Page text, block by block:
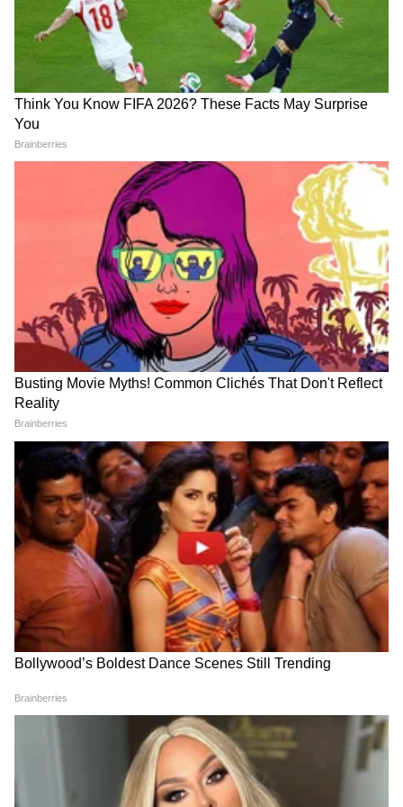
Related Articles
उद्धव ठाकरेंचा आजपासून विदर्भ दौरा, फुटीर खासदार संजय
देशमुखांच्या मतदारसंघात पहिली सभा
6 खासदार गेले, यावर किशोरी पेडणेकर सहज बोलून गेल्या |
ShivSena | UBT | Anniversary
उद्धव ठाकरेंची उद्या हिंगोलीत सभा
यवतमाळमधील कार्यकर्त्यांना संबोधित केल्यानंतर उद्धव
ठाकरे उद्या (28 जून) हिंगोलीत दुसरी सभा घेणार आहेत.
खासदार नागेश पाटील अष्टीकर यांच्या मतदारसंघात सभा
आयोजित करणार आहे. यावेळी मदतरासंघातील
कार्यकर्त्यांना उद्धव ठाकरे मार्गदर्शन करणार आहेत.
आजच्या यवतमाळमधील सभेनंतर उद्या हिंगोलीत उद्धव
ठाकरे काय बोलणार याकडे आता सर्वांचे लक्ष लागून
राहिले आहे.
RECOMMENDED STORIES
Rain Update : महाराष्ट्रासह
देशातील अनेक राज्यांत मुसळधार
पावसाचा इशारा; IMD चा अलर्ट
Amravati Airport :
विमानतळावर १० फुटी अजगर,
प्रवाशांची उडाली धांदल; रेस्क्यूचा
थरार Video
Ganpati Special Trains :
चाकरमान्यांसाठी मोठी खुशखबर!
Maharashtra Rain Update :
महाराष्ट्रात पावसाचा जोर वाढला;